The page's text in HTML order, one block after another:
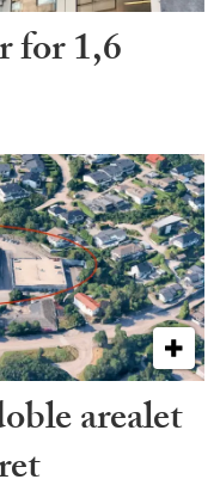
for 1,6
arealet